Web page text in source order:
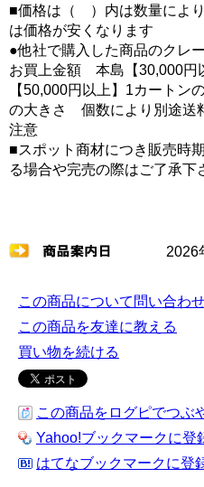
■価格は（ ）内は数量によ
は価格が安くなります
●他社で購入した商品のクレ
お買上金額 本島【30,000円
【50,000円以上】1カート
の大きさ 個数により別途送
注意
■スポット商材につき販売時
る場合や完売の際はご了承下
この商品について問い合わ
この商品を友達に教える
買い物を続ける
この商品をログピでつぶ
Yahoo!ブックマークに登
はてなブックマークに登